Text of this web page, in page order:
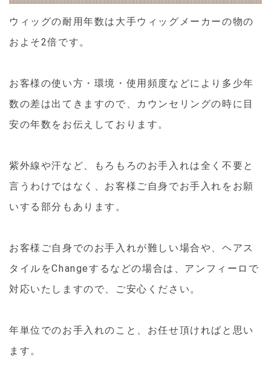
ウィッグの耐用年数は大手ウィッグメーカーの物の
およそ2倍です。
お客様の使い方・環境・使用頻度などにより多少年
数の差は出てきますので、カウンセリングの時に目
安の年数をお伝えしております。
紫外線や汗など、もろもろのお手入れは全く不要と
言うわけではなく、お客様ご自身でお手入れをお願
いする部分もあります。
お客様ご自身でのお手入れが難しい場合や、ヘアス
タイルをChangeするなどの場合は、アンフィーロで
対応いたしますので、ご安心ください。
年単位でのお手入れのこと、お任せ頂ければと思い
ます。